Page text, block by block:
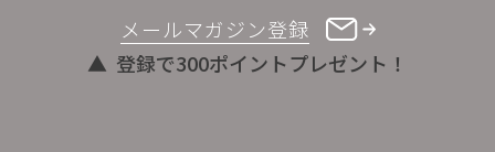
メールマガジン登録
登録で300ポイントプレゼント！